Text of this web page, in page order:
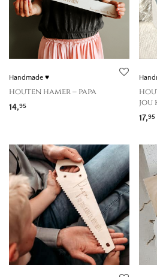
Handmade ♥
houten hamer – papa
14,95
jou
17,95